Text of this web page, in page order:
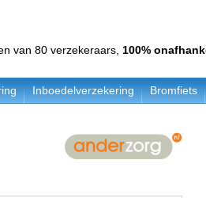
van 80 verzekeraars, 100%
Inboedelverzekering Bromfiets